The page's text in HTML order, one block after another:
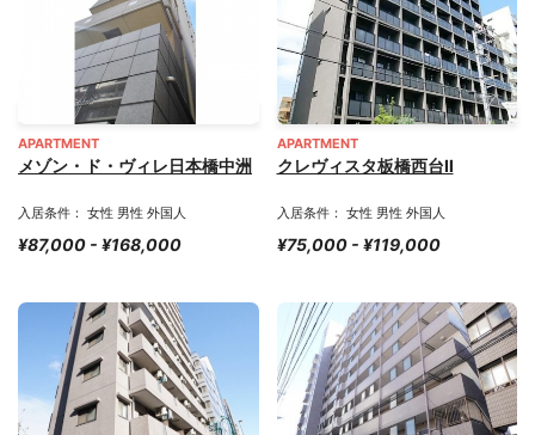
APARTMENT
メゾン・ド・ヴィレ日本橋中洲
入居条件： 女性 男性 外国人
¥87,000 - ¥168,000
APARTMENT
クレヴィスタ板橋西台Ⅱ
入居条件： 女性 男性 外国人
¥75,000 - ¥119,000